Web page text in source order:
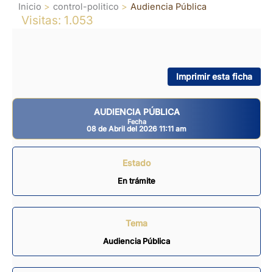
Inicio control-politico Audiencia Pública
Visitas: 1.053
Imprimir esta ficha
AUDIENCIA PÚBLICA
Fecha
08 de Abril del 2026 11:11 am
Estado
En trámite
Tema
Audiencia Pública